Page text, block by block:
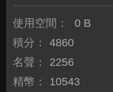
使用空間：
0 B
積分：
4860
名聲：
2256
精幣：
10543